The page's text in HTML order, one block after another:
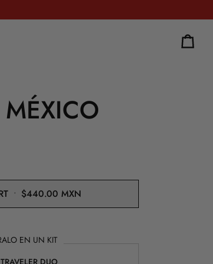
Cart
• $440.00 MXN
EN UN KIT
DUO